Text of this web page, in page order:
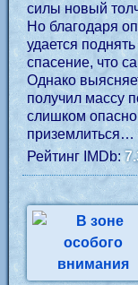
силы новый
Но благодаря
удается
спасение, что
Однако
получил массу
слишком
приземлиться…
Рейтинг IMDb: